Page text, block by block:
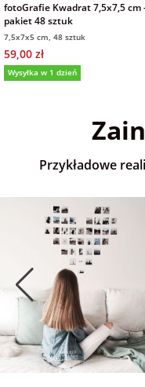
fotoGrafie Kwadrat 7,5x7,5 cm
pakiet 48 sztuk
7,5x7x5 cm, 48 sztuk
59,00 zł
Wysyłka w 1 dzień
Przykładowe